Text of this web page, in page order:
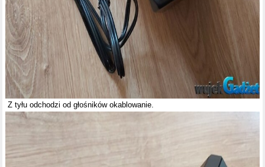
Z tyłu odchodzi od głośników okablowanie.